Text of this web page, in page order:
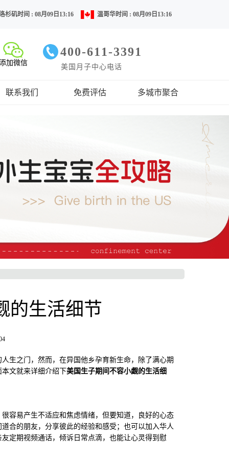
杉矶时间 : 08月09日13:16 温哥华时间 : 08月09日13:16
加微信
400-611-3391
美国月子中心电话
联系我们 免费评估 多城市聚合
的生活细节
之门，然而，在异国他乡孕育新生命，除了满心期
文就来详细介绍下美国生子期间不容小觑的生活细
易产生不适应和焦虑情绪，但要知道，良好的心态
合的朋友，分享彼此的经验和感受；也可以加入华人
定期视频通话，倾诉日常点滴，也能让心灵得到慰